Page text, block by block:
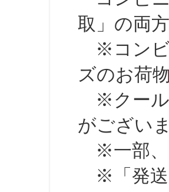
取」の両
※コンビニ
ズのお荷
※クール宅
がございま
※一部、「
※「発送」